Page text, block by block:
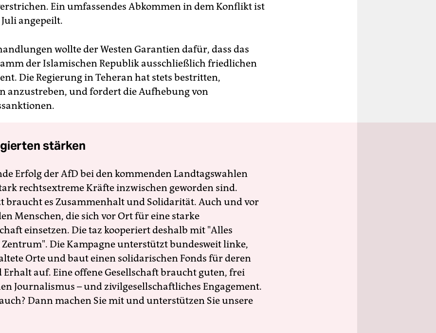
Ein umfassendes Abkommen in dem Konflikt ist
angepeilt.
wollte der Westen Garantien dafür, dass das
der Islamischen Republik ausschließlich friedlichen
Die Regierung in Teheran hat stets bestritten,
anzustreben, und fordert die Aufhebung von
stärken
Erfolg der AfD bei den kommenden Landtagswahlen
rechtsextreme Kräfte inzwischen geworden sind.
braucht es Zusammenhalt und Solidarität. Auch und vor
Menschen, die sich vor Ort für eine starke
einsetzen. Die taz kooperiert deshalb mit "Alles
Die Kampagne unterstützt bundesweit linke,
Orte und baut einen solidarischen Fonds für deren
Erhalt auf. Eine offene Gesellschaft braucht guten, frei
Journalismus – und zivilgesellschaftliches Engagement.
Dann machen Sie mit und unterstützen Sie unsere